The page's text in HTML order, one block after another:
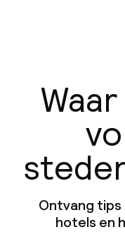
Ontvang
hotels en